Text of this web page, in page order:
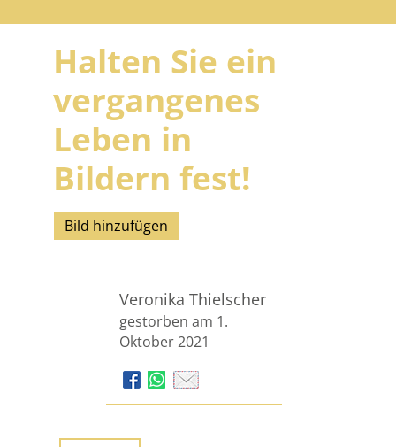
Halten Sie ein
vergangenes
Leben in
Bildern fest!
Bild hinzufügen
Veronika Thielscher
gestorben am 1.
Oktober 2021